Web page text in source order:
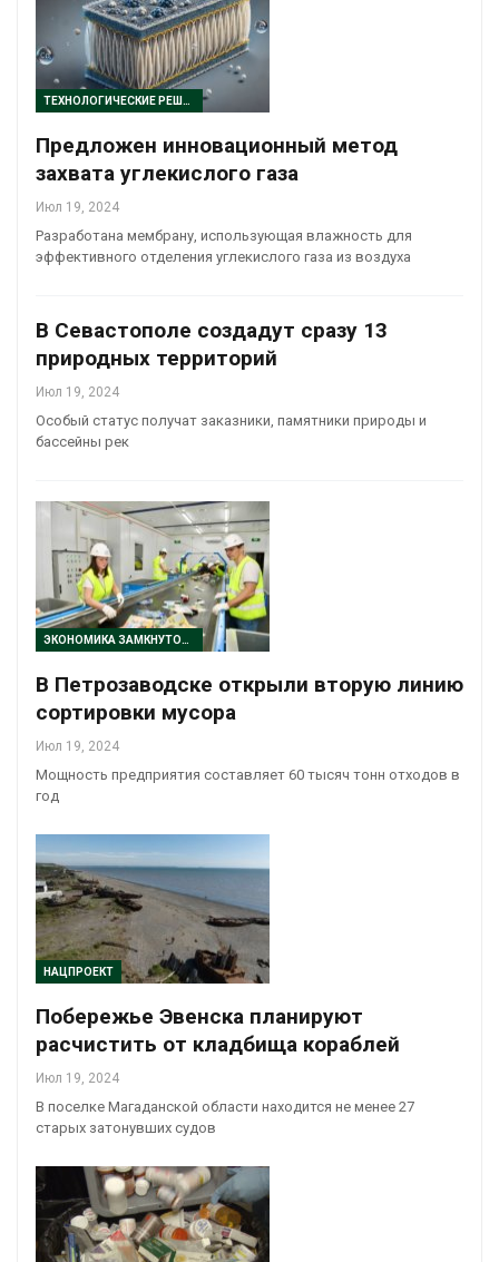
ТЕХНОЛОГИЧЕСКИЕ РЕШЕНИЯ
Предложен инновационный метод
захвата углекислого газа
Июл 19, 2024
Разработана мембрану, использующая влажность для
эффективного отделения углекислого газа из воздуха
В Севастополе создадут сразу 13
природных территорий
Июл 19, 2024
Особый статус получат заказники, памятники природы и
бассейны рек
ЭКОНОМИКА ЗАМКНУТОГО ЦИКЛА
В Петрозаводске открыли вторую линию
сортировки мусора
Июл 19, 2024
Мощность предприятия составляет 60 тысяч тонн отходов в
год
НАЦПРОЕКТ
Побережье Эвенска планируют
расчистить от кладбища кораблей
Июл 19, 2024
В поселке Магаданской области находится не менее 27
старых затонувших судов